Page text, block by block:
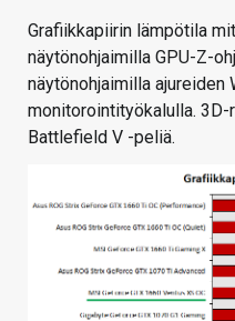
Grafiikkapiirin lämpötila
näytönohjaimilla GPU-Z-
näytönohjaimilla ajureiden
monitorointityökalulla.
Battlefield V -peliä.